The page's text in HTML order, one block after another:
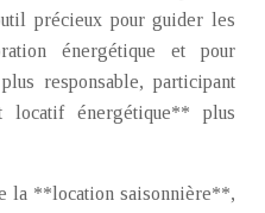
précieux pour guider les
énergétique et pour
responsable, participant
locatif énergétique** plus
la **location saisonnière**,